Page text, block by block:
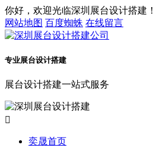
你好，欢迎光临深圳展台设计搭建！
网站地图 百度蜘蛛 在线留言
专业展台设计搭建
展台设计搭建一站式服务

奕晟首页